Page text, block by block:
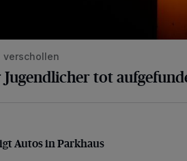
verschollen
tot
Autos in Parkhaus
Autos in Parkhaus